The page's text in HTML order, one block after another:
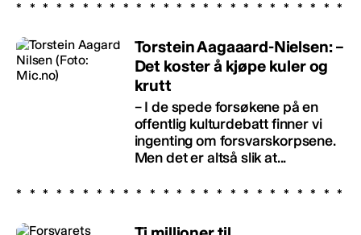
Torstein Aagaaard-Nielsen: –
Det koster å kjøpe kuler og
krutt
– I de spede forsøkene på en
offentlig kulturdebatt finner vi
ingenting om forsvarskorpsene.
Men det er altså slik at...